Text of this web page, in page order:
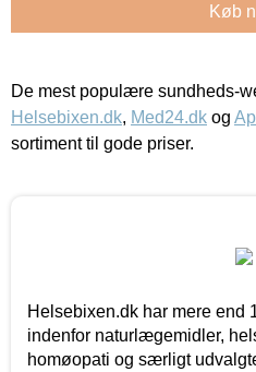
Køb
De mest populære sundheds-
Helsebixen.dk, Med24.dk og
sortiment til gode priser.
Helsebixen.dk har mere end
indenfor naturlægemidler,
homøopati og særligt